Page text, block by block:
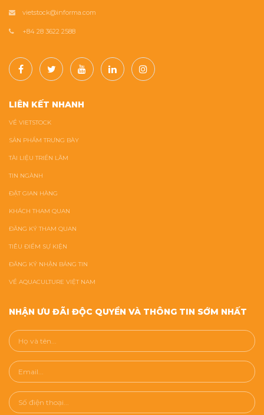
vietstock@informa.com
+84 28 3622 2588
LIÊN KẾT NHANH
VỀ VIETSTOCK
SẢN PHẨM TRƯNG BÀY
TÀI LIỆU TRIỂN LÃM
TIN NGÀNH
ĐẶT GIAN HÀNG
KHÁCH THAM QUAN
ĐĂNG KÝ THAM QUAN
TIÊU ĐIỂM SỰ KIỆN
ĐĂNG KÝ NHẬN BẢNG TIN
VỀ AQUACULTURE VIỆT NAM
NHẬN ƯU ĐÃI ĐỘC QUYỀN VÀ THÔNG TIN SỚM NHẤT